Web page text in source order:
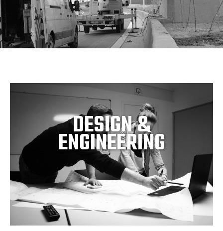
DESIGN &
ENGINEERING